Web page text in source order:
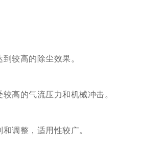
较高的除尘效果。
高的气流压力和机械冲击。
调整，适用性较广。